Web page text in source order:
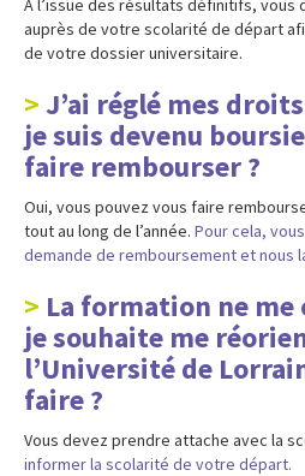
auprès de votre scolarité de départ
de votre dossier universitaire.
J’ai réglé mes
je suis devenu
faire rembourser ?
Oui, vous pouvez vous faire
tout au long de l’année. Pour cela,
demande de remboursement et nous
La formation ne
je souhaite me
l’Université de
faire ?
Vous devez prendre attache avec la
informer la scolarité de votre départ.